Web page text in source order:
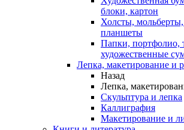
блоки, картон
Холсты,
планшеты
Папки, портфолио,
художественные
Лепка, макетирование и
Назад
Лепка,
Скульптура и лепка
Каллиграфия
Макетирование и